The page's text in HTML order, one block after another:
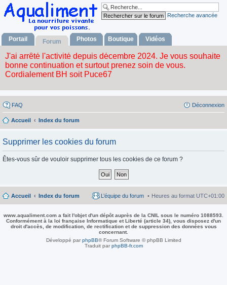
Recherche avancée
Portail Forum Photos Boutique Vidéos
FAQ Déconnexion
Accueil Index du forum
Supprimer les cookies du forum
Êtes-vous sûr de vouloir supprimer tous les cookies de ce forum ?
Accueil Index du forum Heures au format UTC+01:00
L’équipe du forum
www.aqualiment.com a fait l'objet d'un dépôt auprès de la CNIL sous le numéro 1088593.
Conformément à la loi française Informatique et Liberté (article 34), vous disposez d'un
droit d'accès, de modification, de rectification et de suppression des données vous
concernant.
Développé parphpBB® Forum Software © phpBB Limited
Traduit parphpBB-fr.com